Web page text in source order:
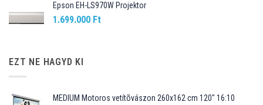
Epson EH-LS970W Projektor
1.699.000 Ft
EZT NE HAGYD KI
MEDIUM Motoros vetítõvászon 260x162 cm 120" 16:10